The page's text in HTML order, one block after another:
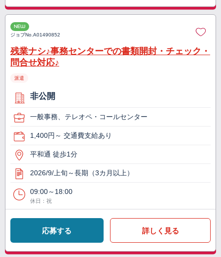
NEW
ジョブNo.A01490852
残業ナシ♪事務センターでの書類開封・チェック・
問合せ対応♪
派遣
非公開
一般事務、テレオペ・コールセンター
1,400円～ 交通費支給あり
平和通 徒歩1分
2026/9/上旬～長期（3カ月以上）
09:00～18:00
休日：祝
応募する 詳しく見る